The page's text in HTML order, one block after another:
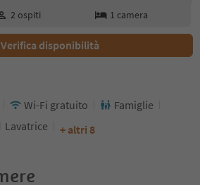
2 ospiti 1 camera
Verifica disponibilità
Wi-Fi gratuito
Famiglie
Lavatrice + altri 8